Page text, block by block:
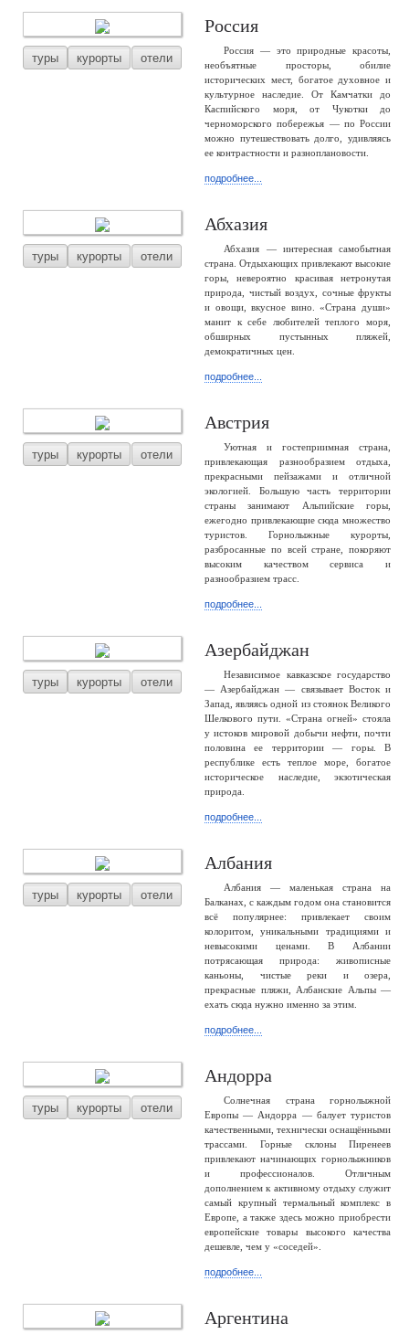
туры курорты отели
Россия
Россия — это природные красоты,
необъятные просторы, обилие
исторических мест, богатое духовное и
культурное наследие. От Камчатки до
Каспийского моря, от Чукотки до
черноморского побережья — по России
можно путешествовать долго, удивляясь
ее контрастности и разноплановости.
подробнее...
туры курорты отели
Абхазия
Абхазия — интересная самобытная
страна. Отдыхающих привлекают высокие
горы, невероятно красивая нетронутая
природа, чистый воздух, сочные фрукты
и овощи, вкусное вино. «Страна души»
манит к себе любителей теплого моря,
обширных пустынных пляжей,
демократичных цен.
подробнее...
туры курорты отели
Австрия
Уютная и гостеприимная страна,
привлекающая разнообразием отдыха,
прекрасными пейзажами и отличной
экологией. Большую часть территории
страны занимают Альпийские горы,
ежегодно привлекающие сюда множество
туристов. Горнолыжные курорты,
разбросанные по всей стране, покоряют
высоким качеством сервиса и
разнообразием трасс.
подробнее...
туры курорты отели
Азербайджан
Независимое кавказское государство
— Азербайджан — связывает Восток и
Запад, являясь одной из стоянок Великого
Шелкового пути. «Страна огней» стояла
у истоков мировой добычи нефти, почти
половина ее территории — горы. В
республике есть теплое море, богатое
историческое наследие, экзотическая
природа.
подробнее...
туры курорты отели
Албания
Албания — маленькая страна на
Балканах, с каждым годом она становится
всё популярнее: привлекает своим
колоритом, уникальными традициями и
невысокими ценами. В Албании
потрясающая природа: живописные
каньоны, чистые реки и озера,
прекрасные пляжи, Албанские Альпы —
ехать сюда нужно именно за этим.
подробнее...
туры курорты отели
Андорра
Солнечная страна горнолыжной
Европы — Андорра — балует туристов
качественными, технически оснащёнными
трассами. Горные склоны Пиренеев
привлекают начинающих горнолыжников
и профессионалов. Отличным
дополнением к активному отдыху служит
самый крупный термальный комплекс в
Европе, а также здесь можно приобрести
европейские товары высокого качества
дешевле, чем у «соседей».
подробнее...
Аргентина